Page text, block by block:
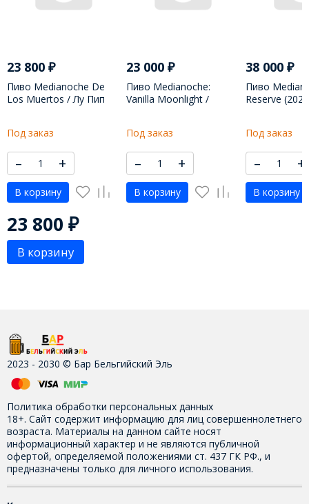
23 800 ₽
Пиво Medianoche De
Los Muertos / Лy Пип
Под заказ
– +
В корзину
23 000 ₽
Пиво Medianoche:
Vanilla Moonlight /
Под заказ
– +
В корзину
38 000 ₽
Пиво
Reserve
Под заказ
– +
В корзину
23 800 ₽
В корзину
2023 - 2030 © Бар Бельгийский Эль
Политика обработки персональных данных
18+. Сайт содержит информацию для лиц совершеннолетнего
возраста. Материалы на данном сайте носят
информационный характер и не являются публичной
офертой, определяемой положениями ст. 437 ГК РФ., и
предназначены только для личного использования.